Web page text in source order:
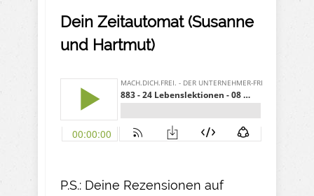
Dein Zeitautomat (Susanne
und Hartmut)
P.S.: Deine Rezensionen auf